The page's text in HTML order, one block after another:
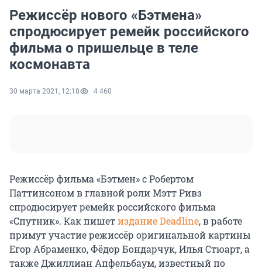
Режиссёр нового «Бэтмена»
спродюсирует ремейк российского
фильма о пришельце в теле
космонавта
30 марта 2021, 12:18 4 460
Режиссёр фильма «Бэтмен» с Робертом
Паттинсоном в главной роли Мэтт Ривз
спродюсирует ремейк российского фильма
«Спутник». Как пишетиздание Deadline, в работе
примут участие режиссёр оригинальной картины
Егор Абраменко, Фёдор Бондарчук, Илья Стюарт, а
также Джиллиан Апфельбаум, известный по